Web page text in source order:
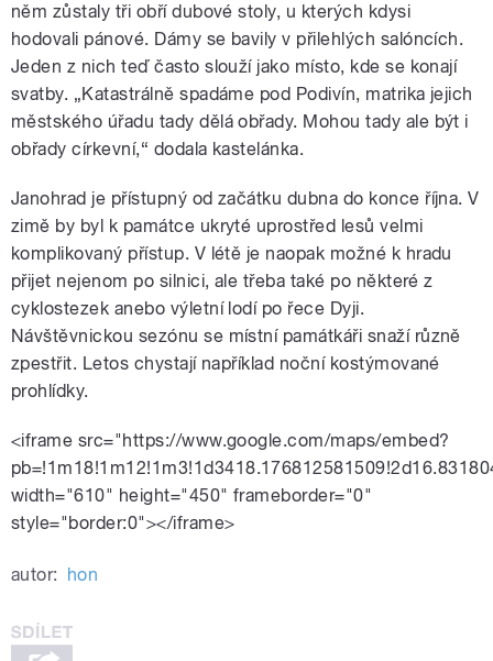
něm zůstaly tři obří dubové stoly, u kterých kdysi
hodovali pánové. Dámy se bavily v přilehlých salóncích.
Jeden z nich teď často slouží jako místo, kde se konají
svatby. „Katastrálně spadáme pod Podivín, matrika jejich
městského úřadu tady dělá obřady. Mohou tady ale být i
obřady církevní,“ dodala kastelánka.
Janohrad je přístupný od začátku dubna do konce října. V
zimě by byl k památce ukryté uprostřed lesů velmi
komplikovaný přístup. V létě je naopak možné k hradu
přijet nejenom po silnici, ale třeba také po některé z
cyklostezek anebo výletní lodí po řece Dyji.
Návštěvnickou sezónu se místní památkáři snaží různě
zpestřit. Letos chystají například noční kostýmované
prohlídky.
<iframe src="https://www.google.com/maps/embed?
width="610" height="450" frameborder="0"
style="border:0"></iframe>
autor: hon